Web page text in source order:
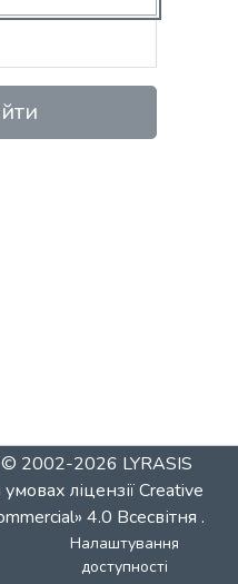
© 2002-2026 LYRASIS
ліцензіїCreative
4.0 Всесвітня .
Налаштування
доступності